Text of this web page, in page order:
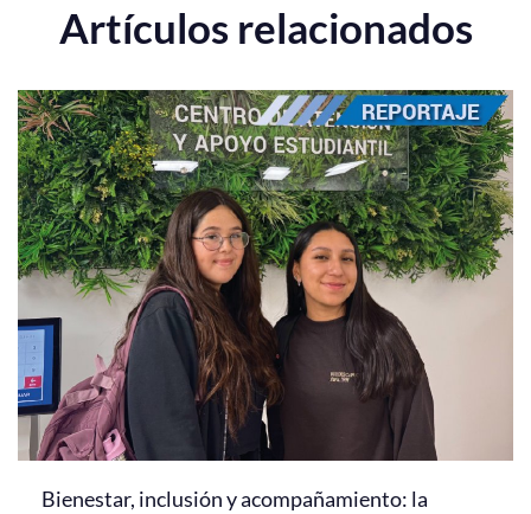
Artículos relacionados
Bienestar, inclusión y acompañamiento: la